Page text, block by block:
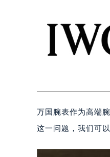
万国腕表作为高端
这一问题，我们可